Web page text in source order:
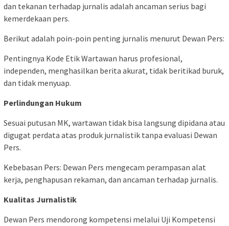
dan tekanan terhadap jurnalis adalah ancaman serius bagi
kemerdekaan pers.
Berikut adalah poin-poin penting jurnalis menurut Dewan Pers:
Pentingnya Kode Etik Wartawan harus profesional,
independen, menghasilkan berita akurat, tidak beritikad buruk,
dan tidak menyuap.
Perlindungan Hukum
Sesuai putusan MK, wartawan tidak bisa langsung dipidana atau
digugat perdata atas produk jurnalistik tanpa evaluasi Dewan
Pers.
Kebebasan Pers: Dewan Pers mengecam perampasan alat
kerja, penghapusan rekaman, dan ancaman terhadap jurnalis.
Kualitas Jurnalistik
Dewan Pers mendorong kompetensi melalui Uji Kompetensi